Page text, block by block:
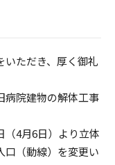
いただき、厚く御礼
病院建物の解体工事
（4月6日）より立体
口（動線）を変更い